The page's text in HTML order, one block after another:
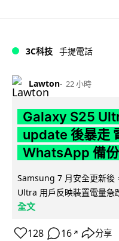
3C科技 手提電話
Lawton 22 小時
Galaxy S25
update 後暴走
WhatsApp 備
Samsung 7 月安全更新後
Ultra 用戶反映裝置電量急
全文
128 16 ↗ 分享